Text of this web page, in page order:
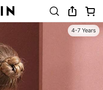
4-7 Years